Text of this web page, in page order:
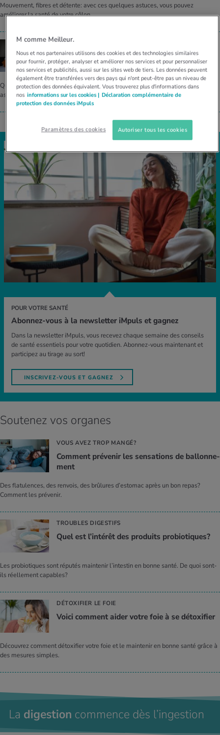
Mouvement, fibres et détente: avec ces quelques astuces, vous pouvez
améliorer la santé de votre côlon.
DÉTOXIFICATION
Tout ce qu’il faut savoir sur le net­toyage
intes­ti­nal
Quel est l’intérêt d’un nettoyage intestinal et quelle est la différence avec un
assainissement intestinal?
POUR VOTRE SANTÉ
Abonnez-vous à la newsletter iMpuls et gagnez
Dans la newsletter iMpuls, vous recevez chaque semaine des conseils
de santé essentiels pour votre quotidien. Abonnez-vous maintenant et
participez au tirage au sort!
INSCRIVEZ-VOUS ET GAGNEZ
Soutenez vos organes
VOUS AVEZ TROP MANGÉ?
Com­ment pré­ve­nir les sen­sa­tions de bal­lon­ne­
ment
Des flatulences, des renvois, des brûlures d’estomac après un bon repas?
Comment les prévenir.
TROUBLES DIGESTIFS
Quel est l’in­té­rêt des pro­duits pro­bio­tiques?
Les probiotiques sont réputés maintenir l’intestin en bonne santé. De quoi sont-
ils réellement capables?
DÉTOXIFIER LE FOIE
Voici com­ment aider votre foie à se détoxi­fier
Découvrez comment détoxifier votre foie et le maintenir en bonne santé grâce à
des mesures simples.
La digestion commence dès l’ingestion
M comme Meilleur.
Nous et nos partenaires utilisons des cookies et des technologies similaires
pour fournir, protéger, analyser et améliorer nos services et pour personnaliser
nos services et publicités, aussi sur les sites web de tiers. Les données peuvent
également être transférées vers des pays qui n'ont peut-être pas un niveau de
protection des données équivalent. Vous trouverez plus d'informations dans
nos informations sur les cookies | Déclaration complémentaire de
protection des données iMpuls
Paramètres des cookies Autoriser tous les cookies